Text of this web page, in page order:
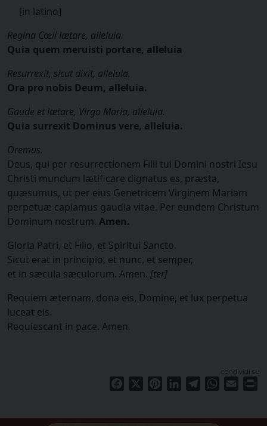
[in latino]
Regina Cœli lætare, alleluia.
Quia quem meruisti portare, alleluia
Resurrexit, sicut dixit, alleluia.
Ora pro nobis Deum, alleluia.
Gaude et lætare, Virgo Maria, alleluia.
Quia surrexit Dominus vere, alleluia.
Oremus.
Deus, qui per resurrectionem Filii tui Domini nostri Iesu
Christi mundum lætificare dignatus es, præsta,
quæsumus, ut per eius Genetricem Virginem Mariam
perpetuæ capiamus gaudia vitae. Per eundem Christum
Dominum nostrum. Amen.
Gloria Patri, et Filio, et Spiritui Sancto.
Sicut erat in principio, et nunc, et semper,
et in sæcula sæculorum. Amen. [ter]
Requiem æternam, dona eis, Domine, et lux perpetua
luceat eis.
Requiescant in pace. Amen.
condividi su
Facebook PinterestLinkedInTelegramWhatsApp
Email